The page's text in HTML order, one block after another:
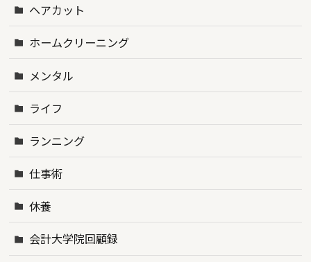
ヘアカット
ホームクリーニング
メンタル
ライフ
ランニング
仕事術
休養
会計大学院回顧録